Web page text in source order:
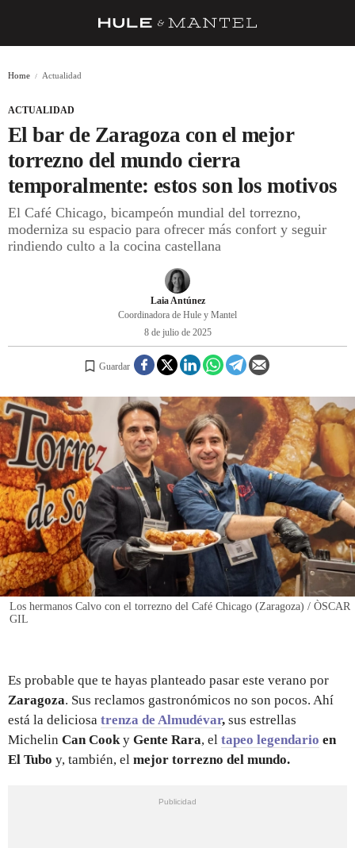
BARRAS Y ESTRELLAS
DÓNDE COMER
ÍDOLOS DE MESAS
CUADERNO DE VIAJE
REGISTRO
INICIAR SESIÓN
Home Actualidad
ACTUALIDAD
El bar de Zaragoza con el mejor
torrezno del mundo cierra
temporalmente: estos son los motivos
El Café Chicago, bicampeón mundial del torrezno,
moderniza su espacio para ofrecer más confort y seguir
rindiendo culto a la cocina castellana
Laia Antúnez
Coordinadora de Hule y Mantel
8 de julio de 2025
Guardar
Los hermanos Calvo con el torrezno del Café Chicago (Zaragoza) / ÒSCAR
GIL
Es probable que te hayas planteado pasar este verano por
Zaragoza. Sus reclamos gastronómicos no son pocos. Ahí
está la deliciosa trenza de Almudévar, sus estrellas
Michelin Can Cooky Gente Rara, el tapeo legendario en
El Tubo y, también, el mejor torrezno del mundo.